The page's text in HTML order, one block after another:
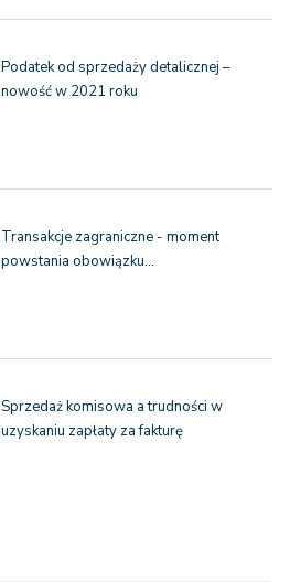
Podatek od sprzedaży detalicznej –
nowość w 2021 roku
Transakcje zagraniczne - moment
powstania obowiązku…
Sprzedaż komisowa a trudności w
uzyskaniu zapłaty za fakturę